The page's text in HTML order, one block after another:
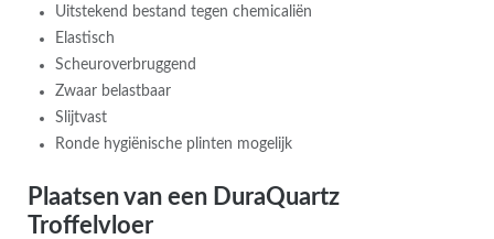
Uitstekend bestand tegen chemicaliën
Elastisch
Scheuroverbruggend
Zwaar belastbaar
Slijtvast
Ronde hygiënische plinten mogelijk
Plaatsen van een DuraQuartz
Troffelvloer